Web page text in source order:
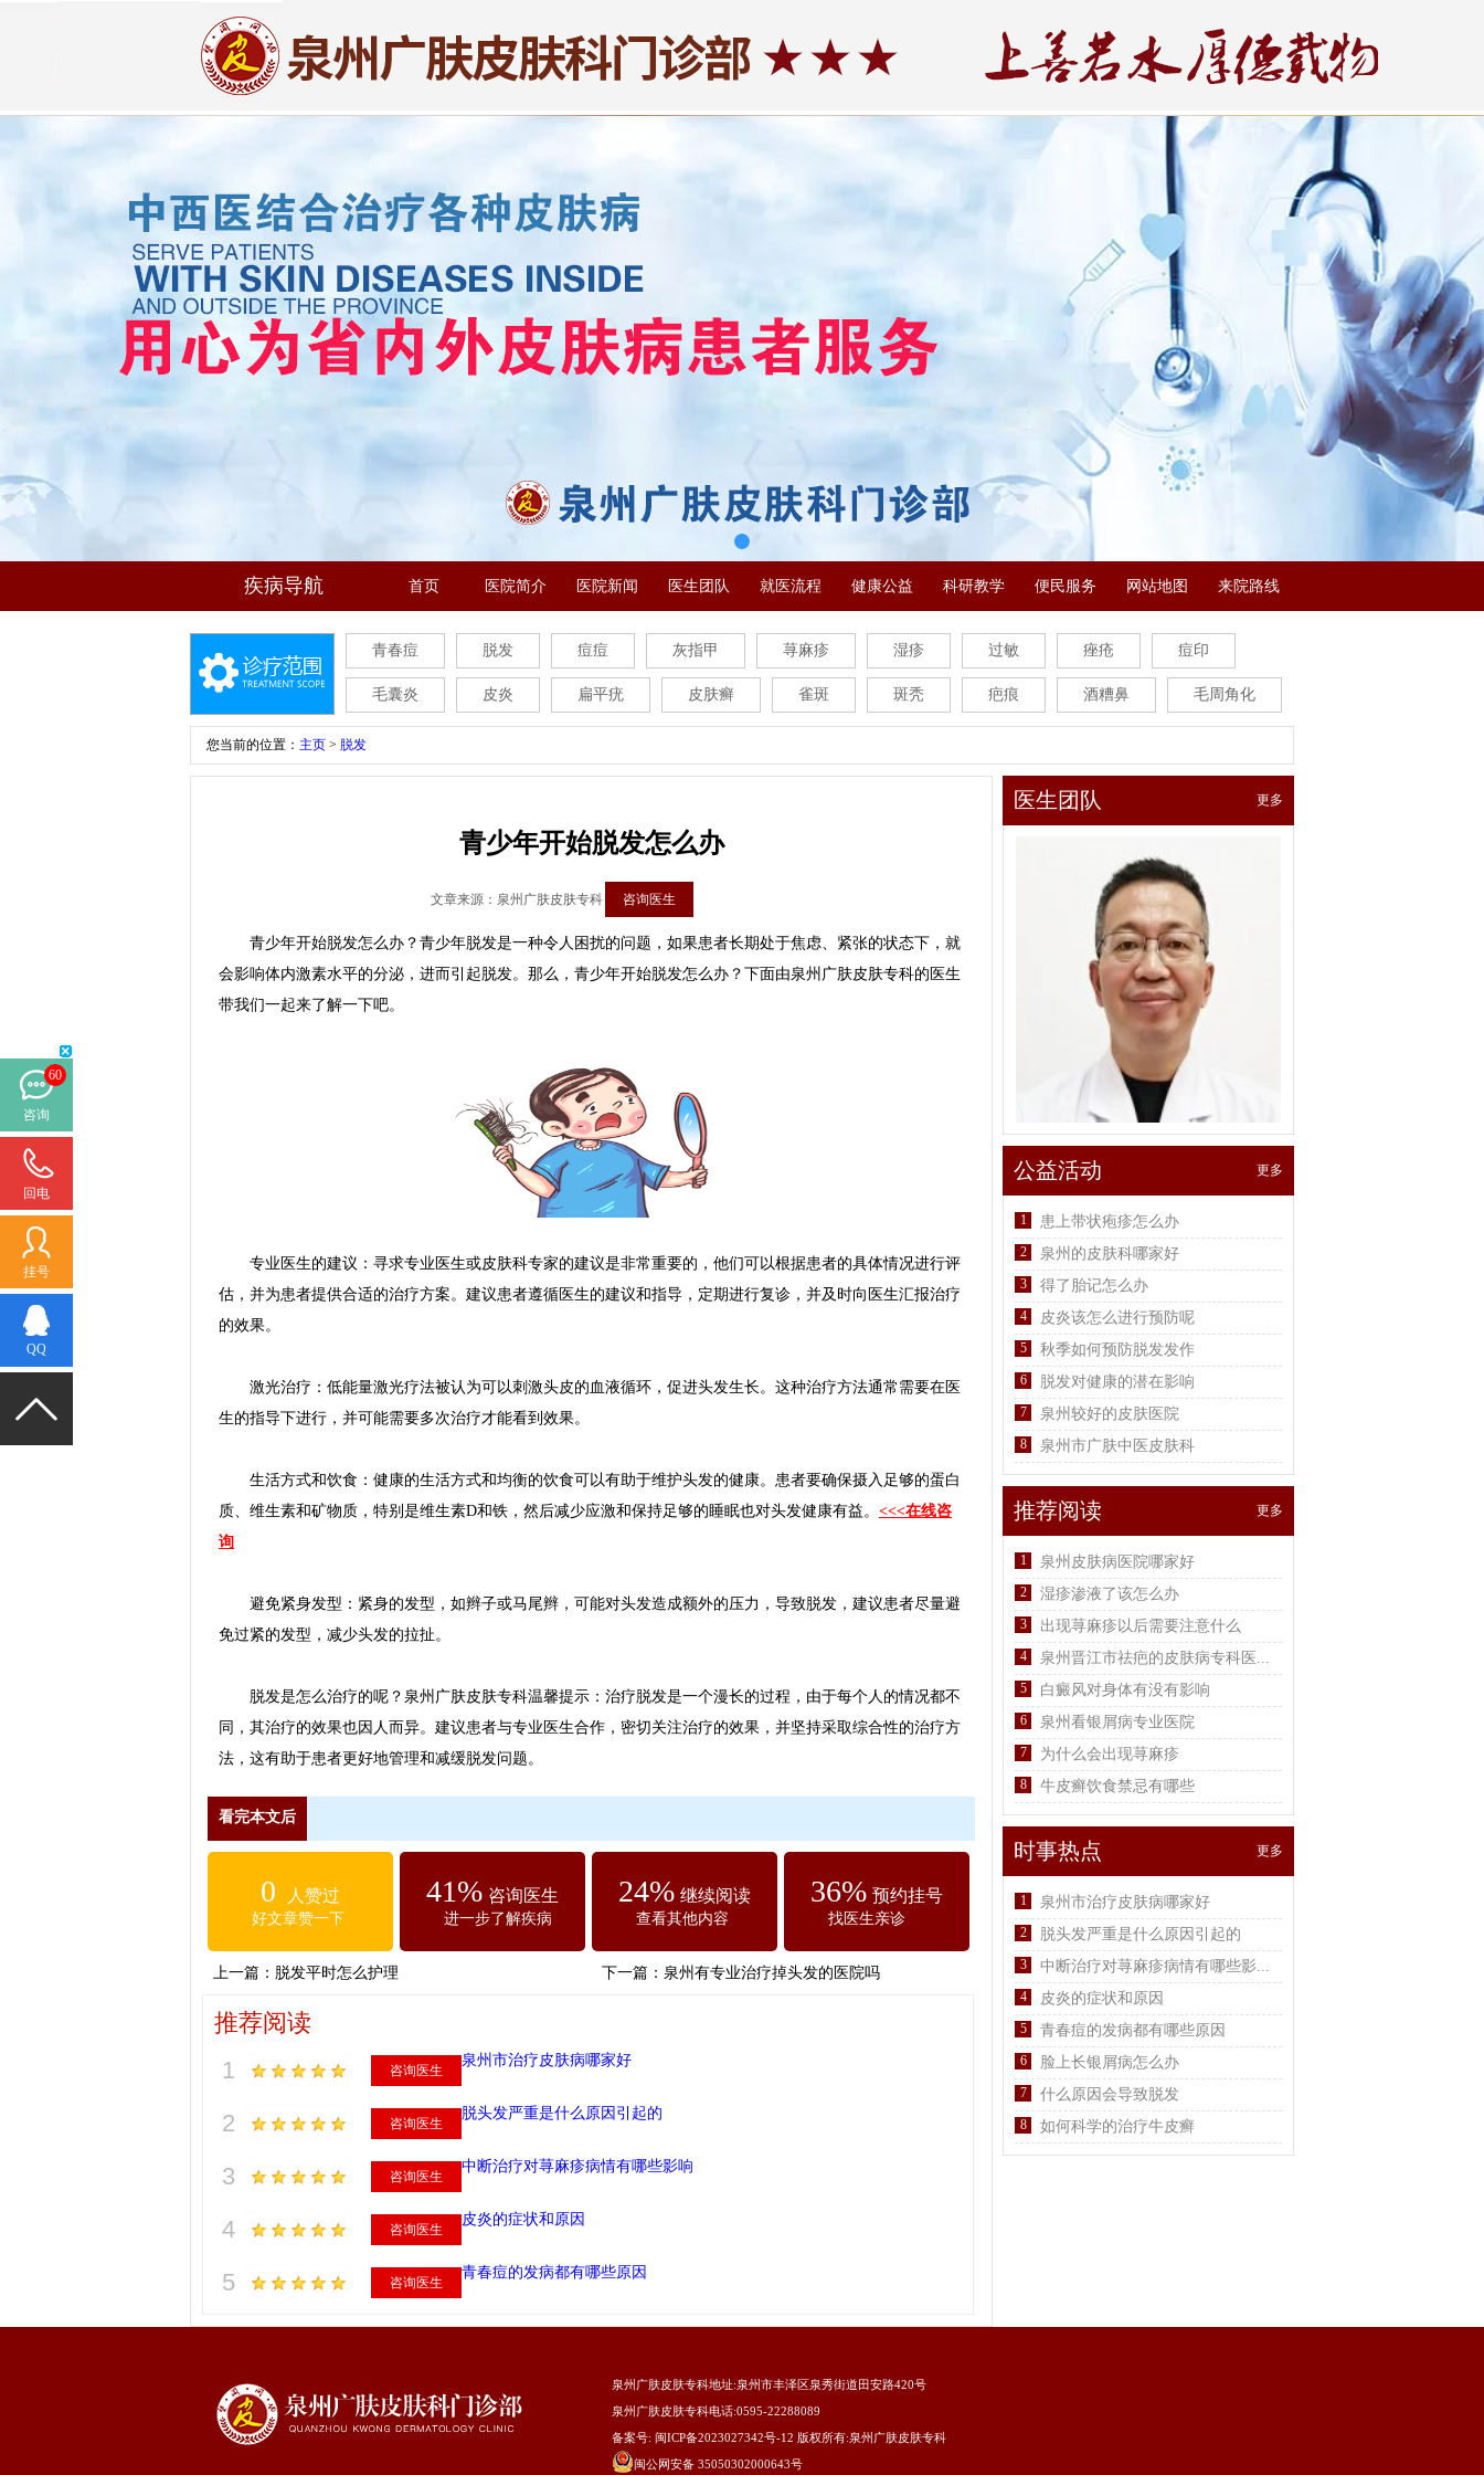
疾病导航 首页 医院简介 医院新闻 医生团队 就医流程 健康公益 科研教学 便民服务 网站地图 来院路线
青春痘 脱发 痘痘 灰指甲 荨麻疹 湿疹 过敏 痤疮 痘印
毛囊炎 皮炎 扁平疣 皮肤癣 雀斑 斑秃 疤痕 酒糟鼻 毛周角化
您当前的位置： 主页 > 脱发
青少年开始脱发怎么办
文章来源：泉州广肤皮肤专科 咨询医生
青少年开始脱发怎么办？青少年脱发是一种令人困扰的问题，如果患者长期处于焦虑、紧张的状态下，就
会影响体内激素水平的分泌，进而引起脱发。那么，青少年开始脱发怎么办？下面由泉州广肤皮肤专科的医生
带我们一起来了解一下吧。
专业医生的建议：寻求专业医生或皮肤科专家的建议是非常重要的，他们可以根据患者的具体情况进行评
估，并为患者提供合适的治疗方案。建议患者遵循医生的建议和指导，定期进行复诊，并及时向医生汇报治疗
的效果。
激光治疗：低能量激光疗法被认为可以刺激头皮的血液循环，促进头发生长。这种治疗方法通常需要在医
生的指导下进行，并可能需要多次治疗才能看到效果。
生活方式和饮食：健康的生活方式和均衡的饮食可以有助于维护头发的健康。患者要确保摄入足够的蛋白
质、维生素和矿物质，特别是维生素D和铁，然后减少应激和保持足够的睡眠也对头发健康有益。 <<<在线咨
询
避免紧身发型：紧身的发型，如辫子或马尾辫，可能对头发造成额外的压力，导致脱发，建议患者尽量避
免过紧的发型，减少头发的拉扯。
脱发是怎么治疗的呢？泉州广肤皮肤专科温馨提示：治疗脱发是一个漫长的过程，由于每个人的情况都不
同，其治疗的效果也因人而异。建议患者与专业医生合作，密切关注治疗的效果，并坚持采取综合性的治疗方
法，这有助于患者更好地管理和减缓脱发问题。
看完本文后
0 人赞过
好文章赞一下
41% 咨询医生
进一步了解疾病
24% 继续阅读
查看其他内容
36% 预约挂号
找医生亲诊
上一篇： 脱发平时怎么护理 下一篇： 泉州有专业治疗掉头发的医院吗
推荐阅读
1
泉州市治疗皮肤病哪家好
咨询医生
2 脱头发严重是什么原因引起的
咨询医生
3 中断治疗对荨麻疹病情有哪些影响
咨询医生
4 皮炎的症状和原因
咨询医生
5 青春痘的发病都有哪些原因
咨询医生
医生团队 更多
公益活动 更多
1 患上带状疱疹怎么办
2 泉州的皮肤科哪家好
3 得了胎记怎么办
4 皮炎该怎么进行预防呢
5 秋季如何预防脱发发作
6 脱发对健康的潜在影响
7 泉州较好的皮肤医院
8 泉州市广肤中医皮肤科
推荐阅读 更多
1 泉州皮肤病医院哪家好
2 湿疹渗液了该怎么办
3 出现荨麻疹以后需要注意什么
4 泉州晋江市祛疤的皮肤病专科医...
5 白癜风对身体有没有影响
6 泉州看银屑病专业医院
7 为什么会出现荨麻疹
8 牛皮癣饮食禁忌有哪些
时事热点 更多
1 泉州市治疗皮肤病哪家好
2 脱头发严重是什么原因引起的
3 中断治疗对荨麻疹病情有哪些影...
4 皮炎的症状和原因
5 青春痘的发病都有哪些原因
6 脸上长银屑病怎么办
7 什么原因会导致脱发
8 如何科学的治疗牛皮癣
泉州广肤皮肤专科地址:泉州市丰泽区泉秀街道田安路420号
泉州广肤皮肤专科电话:0595-22288089
备案号: 闽ICP备2023027342号-12 版权所有:泉州广肤皮肤专科
闽公网安备 35050302000643号
60
咨询
回电
挂号
QQ